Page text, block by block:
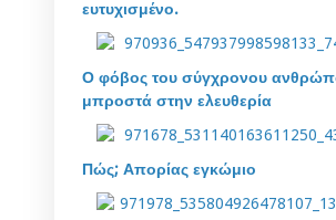
ευτυχισμένο.
Ο φόβος του σύγχρονου
μπροστά στην ελευθερία
Πώς; Απορίας εγκώμιο